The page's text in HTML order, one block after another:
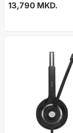
dhe wireless, USB
13,790 MKD.